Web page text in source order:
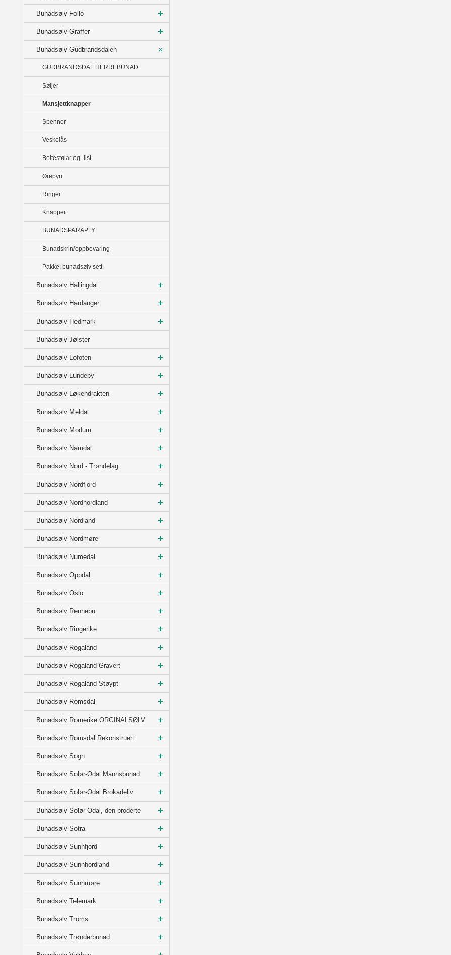
Bunadsølv Follo
Bunadsølv Graffer
Bunadsølv Gudbrandsdalen
GUDBRANDSDAL HERREBUNAD
Søljer
Mansjettknapper
Spenner
Veskelås
Beltestølar og- list
Ørepynt
Ringer
Knapper
BUNADSPARAPLY
Bunadskrin/oppbevaring
Pakke, bunadsølv sett
Bunadsølv Hallingdal
Bunadsølv Hardanger
Bunadsølv Hedmark
Bunadsølv Jølster
Bunadsølv Lofoten
Bunadsølv Lundeby
Bunadsølv Løkendrakten
Bunadsølv Meldal
Bunadsølv Modum
Bunadsølv Namdal
Bunadsølv Nord - Trøndelag
Bunadsølv Nordfjord
Bunadsølv Nordhordland
Bunadsølv Nordland
Bunadsølv Nordmøre
Bunadsølv Numedal
Bunadsølv Oppdal
Bunadsølv Oslo
Bunadsølv Rennebu
Bunadsølv Ringerike
Bunadsølv Rogaland
Bunadsølv Rogaland Gravert
Bunadsølv Rogaland Støypt
Bunadsølv Romsdal
Bunadsølv Romerike ORGINALSØLV
Bunadsølv Romsdal Rekonstruert
Bunadsølv Sogn
Bunadsølv Solør-Odal Mannsbunad
Bunadsølv Solør-Odal Brokadeliv
Bunadsølv Solør-Odal, den broderte
Bunadsølv Sotra
Bunadsølv Sunnfjord
Bunadsølv Sunnhordland
Bunadsølv Sunnmøre
Bunadsølv Telemark
Bunadsølv Troms
Bunadsølv Trønderbunad